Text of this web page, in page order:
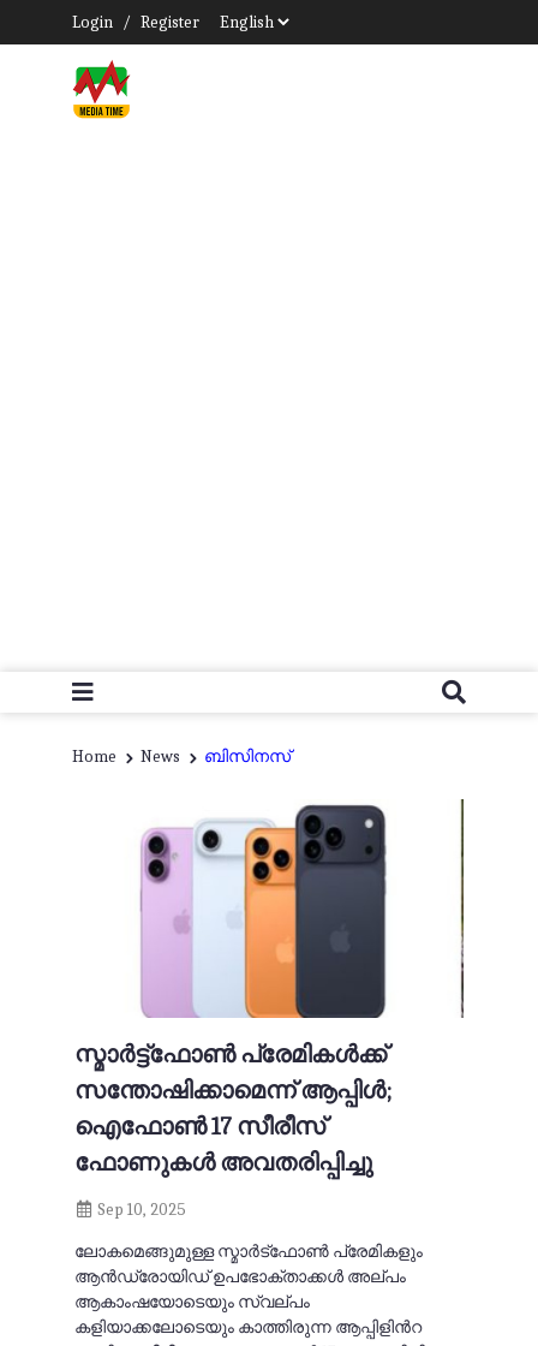
Login / Register
Home News ബിസിനസ്
സ്മാർട്ട്ഫോൺ പ്രേമികൾക്ക്
സന്തോഷിക്കാമെന്ന് ആപ്പിൾ;
ഐഫോൺ 17 സീരീസ്
ഫോണുകള്‍ അവതരിപ്പിച്ചു
Sep 10, 2025
ലോകമെങ്ങുമുള്ള സ്മാർട്ഫോൺ പ്രേമികളും
ആൻഡ്രോയിഡ് ഉപഭോക്താക്കൾ അല്പം
ആകാംഷയോടെയും സ്വല്പം
കളിയാക്കലോടെയും കാത്തിരുന്ന ആപ്പിളിന്‍റ